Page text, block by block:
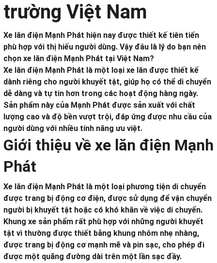
trường Việt Nam
Xe lăn điện Mạnh Phát hiện nay được thiết kế tiên tiến
phù hợp với thị hiếu người dùng. Vậy đâu là lý do bạn nên
chọn xe lăn điện Mạnh Phát tại Việt Nam?
Xe lăn điện Mạnh Phát là một loại xe lăn được thiết kế
dành riêng cho người khuyết tật, giúp họ có thể di chuyển
dễ dàng và tự tin hơn trong các hoạt động hàng ngày.
Sản phẩm này của Mạnh Phát được sản xuất với chất
lượng cao và độ bền vượt trội, đáp ứng được nhu cầu của
người dùng với nhiều tính năng ưu việt.
Giới thiệu về xe lăn điện Mạnh
Phát
Xe lăn điện Mạnh Phát là một loại phương tiện di chuyển
được trang bị động cơ điện, được sử dụng để vận chuyển
người bị khuyết tật hoặc có khó khăn về việc di chuyển.
Khung xe sản phẩm rất phù hợp với những người khuyết
tật vì thường được thiết bằng khung nhôm nhẹ nhàng,
được trang bị động cơ mạnh mẽ và pin sạc, cho phép đi
được một quãng đường dài trên một lần sạc đầy.